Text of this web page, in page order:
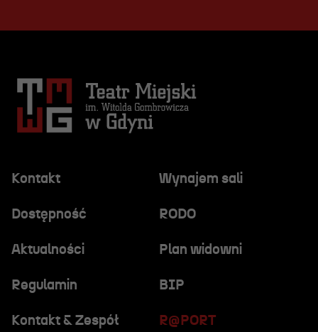
Kontakt Wynajem sali
Dostępność RODO
R@PORT
Aktualności Plan widowni
Regulamin BIP
Kontakt & Zespół